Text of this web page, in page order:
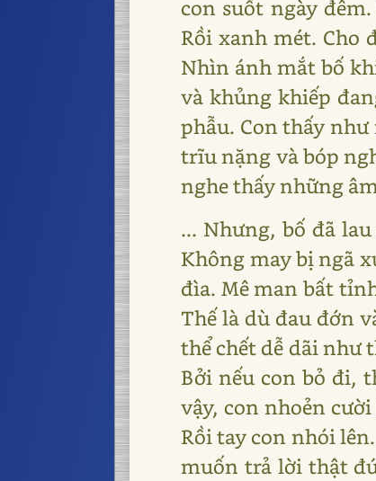
con suốt ngày
Rồi xanh mét. Cho
Nhìn ánh mắt bố
và khủng khiếp
phẫu. Con thấy
trĩu nặng và bóp
nghe thấy những
... Nhưng, bố đã
Không may bị ngã
đìa. Mê man bất
Thế là dù đau đớn
thể chết dễ dãi như
Bởi nếu con bỏ đi,
vậy, con nhoẻn
Rồi tay con nhói
muốn trả lời thật